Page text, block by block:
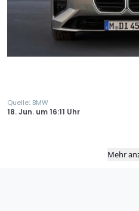
Quelle: BMW
18. Jun. um16:11 Uhr
Mehr